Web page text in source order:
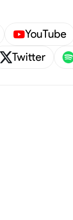
YouTube
Twitter